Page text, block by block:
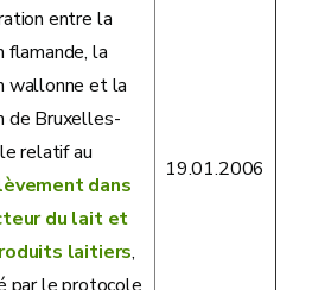
entre la
flamande, la
wallonne et la
de Bruxelles-
relatif au
dans
du lait et
laitiers,
19.01.2006